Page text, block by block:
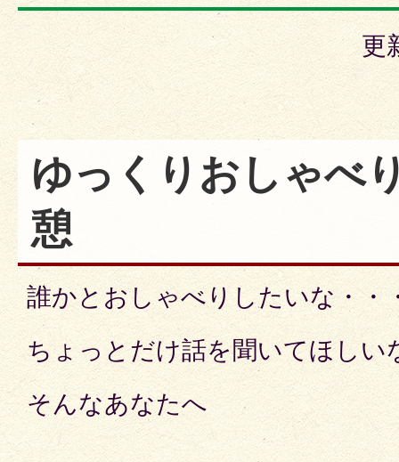
更
ゆっくりおしゃべ
憩
誰かとおしゃべりしたいな・・
ちょっとだけ話を聞いてほしい
そんなあなたへ